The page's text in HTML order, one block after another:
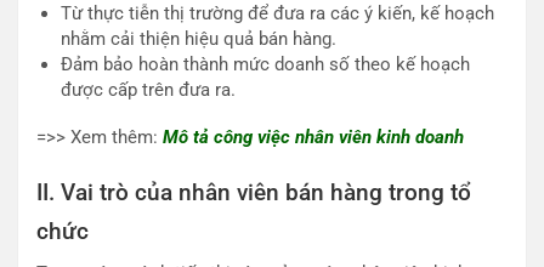
Từ thực tiễn thị trường để đưa ra các ý kiến, kế hoạch
nhằm cải thiện hiệu quả bán hàng.
Đảm bảo hoàn thành mức doanh số theo kế hoạch
được cấp trên đưa ra.
=>> Xem thêm: Mô tả công việc nhân viên kinh doanh
II. Vai trò của nhân viên bán hàng trong tổ
chức